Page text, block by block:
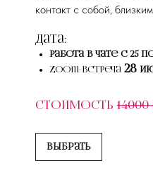
контакт с собой,
Дата:
работа в чате с 25
Zoom-встреча 28
Стоимость 14000
Выбрать